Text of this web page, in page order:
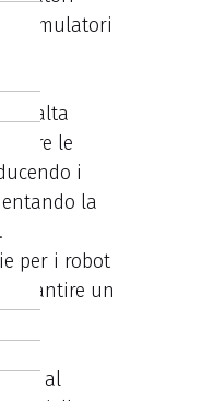
di alta
le
i
la
per i robot
garantire un
al